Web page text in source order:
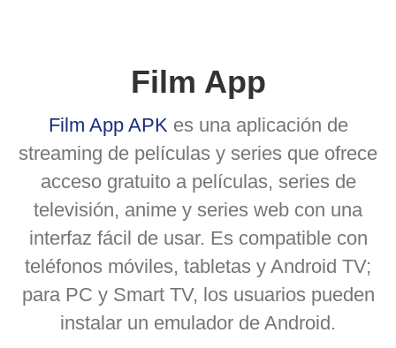
Film App
Film App APKes una aplicación de
streaming de películas y series que ofrece
acceso gratuito a películas, series de
televisión, anime y series web con una
interfaz fácil de usar. Es compatible con
teléfonos móviles, tabletas y Android TV;
para PC y Smart TV, los usuarios pueden
instalar un emulador de Android.